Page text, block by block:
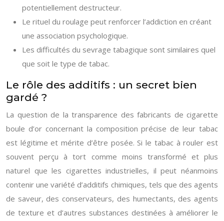
potentiellement destructeur.
Le rituel du roulage peut renforcer l’addiction en créant
une association psychologique.
Les difficultés du sevrage tabagique sont similaires quel
que soit le type de tabac.
Le rôle des additifs : un secret bien
gardé ?
La question de la transparence des fabricants de cigarette
boule d’or concernant la composition précise de leur tabac
est légitime et mérite d’être posée. Si le tabac à rouler est
souvent perçu à tort comme moins transformé et plus
naturel que les cigarettes industrielles, il peut néanmoins
contenir une variété d’additifs chimiques, tels que des agents
de saveur, des conservateurs, des humectants, des agents
de texture et d’autres substances destinées à améliorer le